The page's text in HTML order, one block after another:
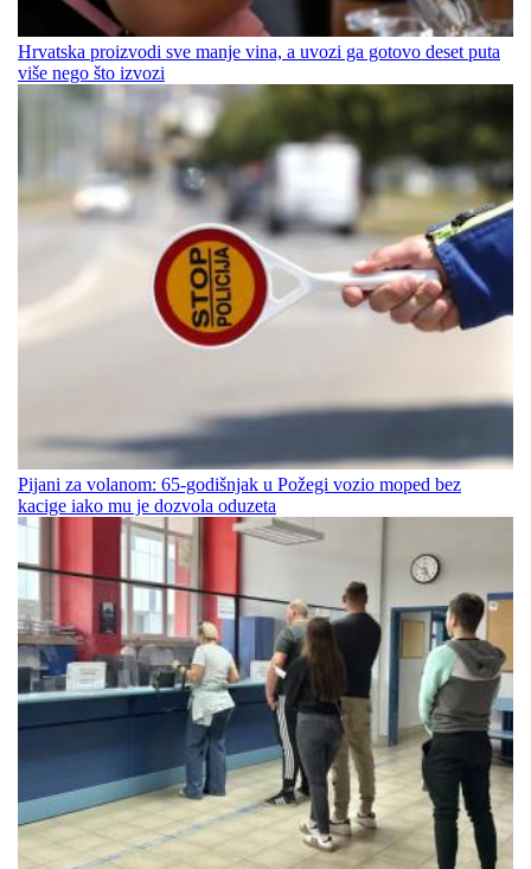
Hrvatska proizvodi sve manje vina, a uvozi ga gotovo deset puta
više nego što izvozi
Pijani za volanom: 65-godišnjak u Požegi vozio moped bez
kacige iako mu je dozvola oduzeta